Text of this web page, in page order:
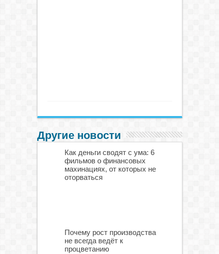
Другие новости
Как деньги сводят с ума: 6
фильмов о финансовых
махинациях, от которых не
оторваться
Почему рост производства
не всегда ведёт к
процветанию